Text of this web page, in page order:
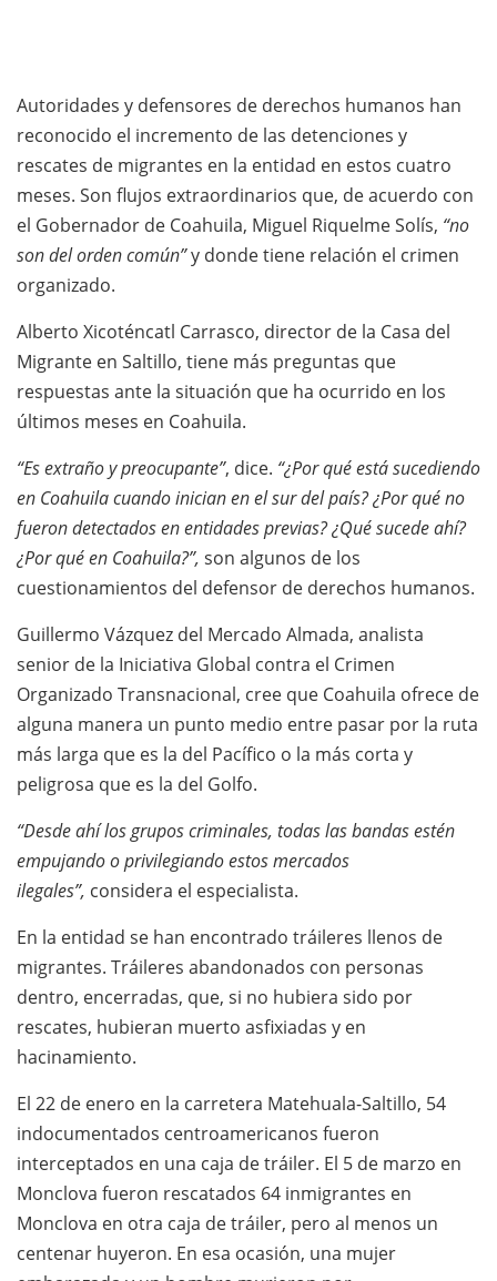
Autoridades y defensores de derechos humanos han
reconocido el incremento de las detenciones y
rescates de migrantes en la entidad en estos cuatro
meses. Son flujos extraordinarios que, de acuerdo con
el Gobernador de Coahuila, Miguel Riquelme Solís, “no
son del orden común”y donde tiene relación el crimen
organizado.
Alberto Xicoténcatl Carrasco, director de la Casa del
Migrante en Saltillo, tiene más preguntas que
respuestas ante la situación que ha ocurrido en los
últimos meses en Coahuila.
“Es extraño y preocupante”, dice. “¿Por qué está sucediendo
en Coahuila cuando inician en el sur del país? ¿Por qué no
fueron detectados en entidades previas? ¿Qué sucede ahí?
¿Por qué en Coahuila?”, son algunos de los
cuestionamientos del defensor de derechos humanos.
Guillermo Vázquez del Mercado Almada, analista
senior de la Iniciativa Global contra el Crimen
Organizado Transnacional, cree que Coahuila ofrece de
alguna manera un punto medio entre pasar por la ruta
más larga que es la del Pacífico o la más corta y
peligrosa que es la del Golfo.
“Desde ahí los grupos criminales, todas las bandas estén
empujando o privilegiando estos mercados
ilegales”, considera el especialista.
En la entidad se han encontrado tráileres llenos de
migrantes. Tráileres abandonados con personas
dentro, encerradas, que, si no hubiera sido por
rescates, hubieran muerto asfixiadas y en
hacinamiento.
El 22 de enero en la carretera Matehuala-Saltillo, 54
indocumentados centroamericanos fueron
interceptados en una caja de tráiler. El 5 de marzo en
Monclova fueron rescatados 64 inmigrantes en
Monclova en otra caja de tráiler, pero al menos un
centenar huyeron. En esa ocasión, una mujer